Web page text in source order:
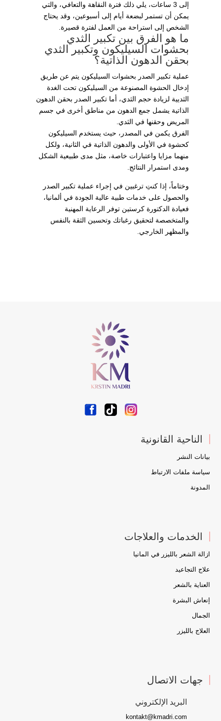
إلى 3 ساعات، يلي ذلك فترة النقاهة والتعافي، والتي
يمكن أن تستمر لبضعة أيام إلى أسبوعين، وقد يحتاج
الشخص إلى استراحة من العمل لفترة قصيرة.
ما هو الفرق بين تكبير الثدي
بحشوات السيليكون وتكبير الثدي
بحقن الدهون الذاتية؟
عملية تكبير الصدر بحشوات السيليكون يتم عن طريق
إدخال الحشوة المصنوعة من السيليكون تحت الغدة
الثديية لزيادة حجم الثدي، أما تكبير الصدر بحقن الدهون
الذاتية يشمل جمع الدهون من مناطق أخرى في جسم
المريض وحقنها في الثدي.
الفرق يكمن في المصدر، حيث يستخدم السيليكون
كحشوة في الأولى والدهون الذاتية في الثانية، ولكل
منهما مزايا واعتبارات خاصة، مثل مدى طبيعية الشكل
ومدى استمرار النتائج.
وختاماً، إذا كنتِ ترغبين في إجراء عملية تكبير الصدر
والحصول على خدمات طبية عالية الجودة في ألمانيا،
فعيادة الدكتورة كرستين توفر الرعاية المهنية
والمتخصصة لتحقيق رغباتك وتحسين الثقة بالنفس
والمظهر الخارجي.
الناحية القانونية
بيانات النشر
سياسة ملفات الارتباط
المدونة
الخدمات والعلاجات
ازالة الشعر بالليزر في المانيا
علاج التجاعيد
العناية بالشعر
إنعاش البشرة
الجمال
العلاج بالليزر
جهات الاتصال
البريد الإلكتروني
kontakt@kmadri.com